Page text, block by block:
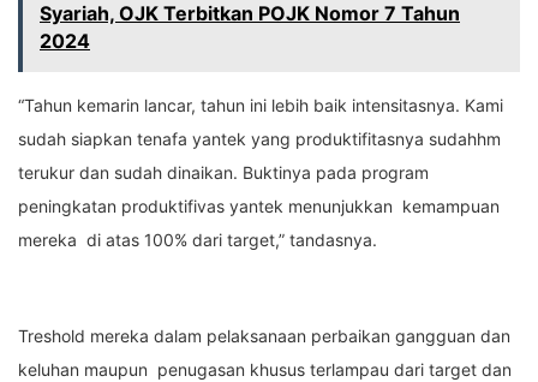
Syariah, OJK Terbitkan POJK Nomor 7 Tahun
2024
“Tahun kemarin lancar, tahun ini lebih baik intensitasnya. Kami
sudah siapkan tenafa yantek yang produktifitasnya sudahhm
terukur dan sudah dinaikan. Buktinya pada program
peningkatan produktifivas yantek menunjukkan kemampuan
mereka di atas 100% dari target,” tandasnya.
Treshold mereka dalam pelaksanaan perbaikan gangguan dan
keluhan maupun penugasan khusus terlampau dari target dan